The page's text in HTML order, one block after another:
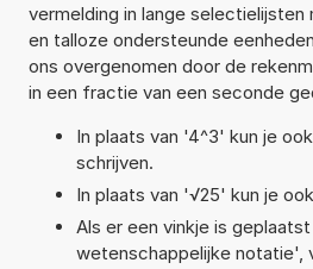
vermelding in lange
en talloze ondersteunde
ons overgenomen door de
in een fractie van een seconde
In plaats van '4^3' kun je
schrijven.
In plaats van '√25' kun je
Als er een vinkje is
wetenschappelijke notatie',